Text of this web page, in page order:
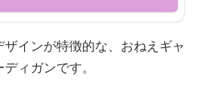
インが特徴的な、おねえギャ
ィガンです。